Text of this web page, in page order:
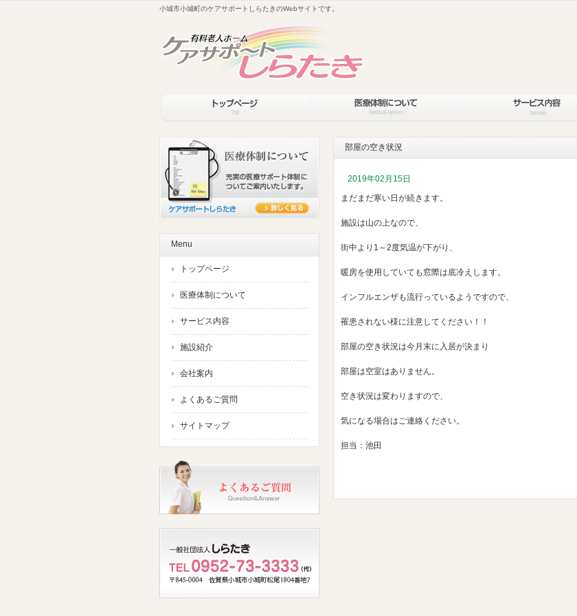
小城市小城町のケアサポートしらたきのWebサイトです。
部屋の空き状況
2019年02月15日
まだまだ寒い日が続きます。
施設は山の上なので、
街中より1～2度気温が下がり、
暖房を使用していても窓際は底冷えします。
インフルエンザも流行っているようですので、
罹患されない様に注意してください！！
部屋の空き状況は今月末に入居が決まり
部屋は空室はありません。
空き状況は変わりますので、
気になる場合はご連絡ください。
担当：池田
Menu
トップページ
医療体制について
サービス内容
施設紹介
会社案内
よくあるご質問
サイトマップ